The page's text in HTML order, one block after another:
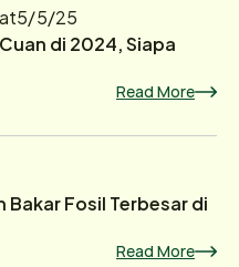
5/5/25
di 2024, Siapa
Read More
Bakar Fosil Terbesar di
Read More